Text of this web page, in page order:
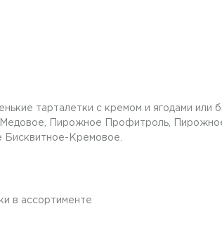
тарталетки с кремом и ягодами или
Пирожное Профитроль,
Кремовое.
в ассортименте